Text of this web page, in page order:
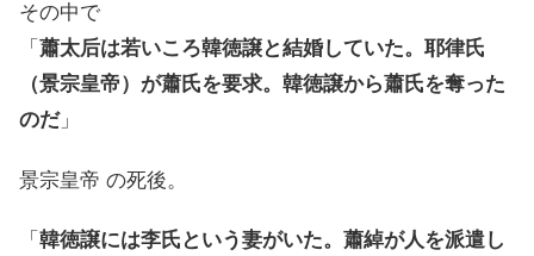
その中で
「 蕭太后は若いころ韓徳譲と結婚していた。耶律氏
（景宗皇帝）が蕭氏を要求。韓徳譲から蕭氏を奪った
のだ」
景宗皇帝 の死後。
「 韓徳譲には李氏という妻がいた。蕭綽が人を派遣し